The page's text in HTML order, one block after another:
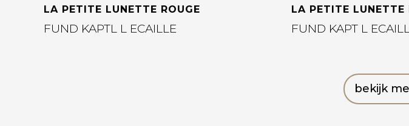
LA PETITE LUNETTE ROUGE
FUND KAPTL L ECAILLE
LA PETITE LUNETTE
FUND KAPT L
bekijk